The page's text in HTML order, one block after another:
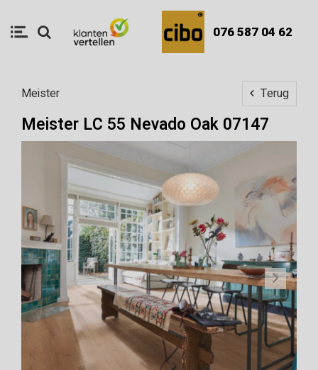
076 587 04 62
Meister Terug
Meister LC 55 Nevado Oak 07147